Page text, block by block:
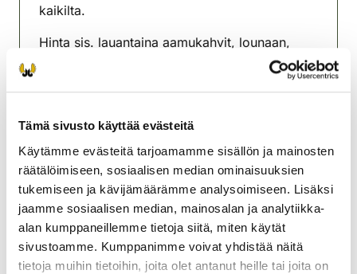
Tämä sivusto käyttää evästeitä
Käytämme evästeitä tarjoamamme sisällön ja mainosten
räätälöimiseen, sosiaalisen median ominaisuuksien
tukemiseen ja kävijämäärämme analysoimiseen. Lisäksi
jaamme sosiaalisen median, mainosalan ja analytiikka-
alan kumppaneillemme tietoja siitä, miten käytät
sivustoamme. Kumppanimme voivat yhdistää näitä
tietoja muihin tietoihin, joita olet antanut heille tai joita on
kaikilta.
Hinta sis. lauantaina aamukahvit, lounaan,
iltapäiväkahvit, sunnuntaina kahvituksen.
Kurssi antaa hyvät valmiudet
Ilmoittautumiset toiminnanohjaajalle
sähköpostilla:
turku@rhy.riista.fi, ilmoittautumisen
yhteydessä saat lisätietoa.
Kurssi / varausmaksun maksettuasi, sinut
kirjataan kurssilaiseksi.